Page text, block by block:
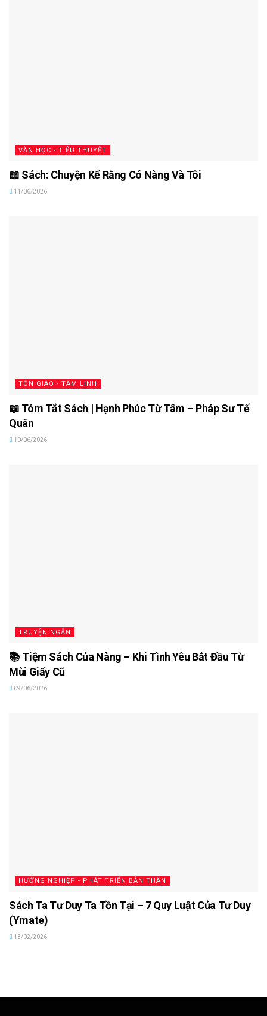
VĂN HỌC - TIỂU THUYẾT
📖 Sách: Chuyện Kể Rằng Có Nàng Và Tôi
11/06/2026
TÔN GIÁO - TÂM LINH
📖 Tóm Tắt Sách | Hạnh Phúc Từ Tâm – Pháp Sư Tế
Quân
10/06/2026
TRUYỆN NGẮN
📚 Tiệm Sách Của Nàng – Khi Tình Yêu Bắt Đầu Từ
Mùi Giấy Cũ
09/06/2026
HƯỚNG NGHIỆP - PHÁT TRIỂN BẢN THÂN
Sách Ta Tư Duy Ta Tồn Tại – 7 Quy Luật Của Tư Duy
(Ymate)
13/02/2026